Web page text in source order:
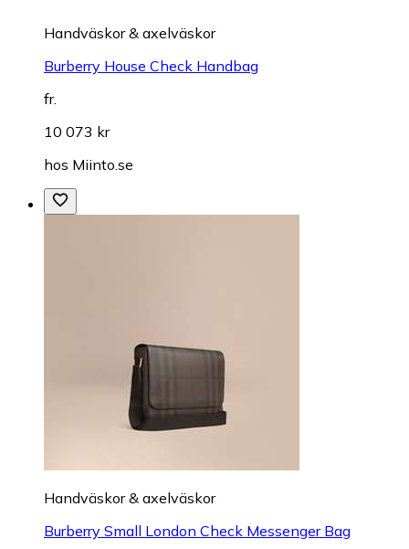
Handväskor & axelväskor
Burberry House Check Handbag
fr.
10 073 kr
hos Miinto.se
Handväskor & axelväskor
Burberry Small London Check Messenger Bag